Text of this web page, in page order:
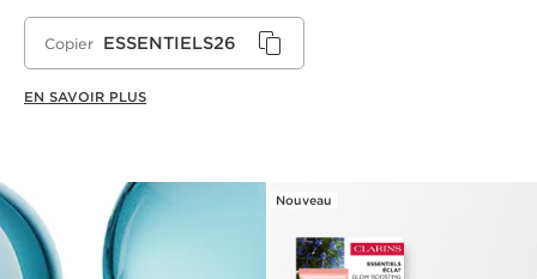
Copier ESSENTIELS26
EN SAVOIR PLUS
Nouveau